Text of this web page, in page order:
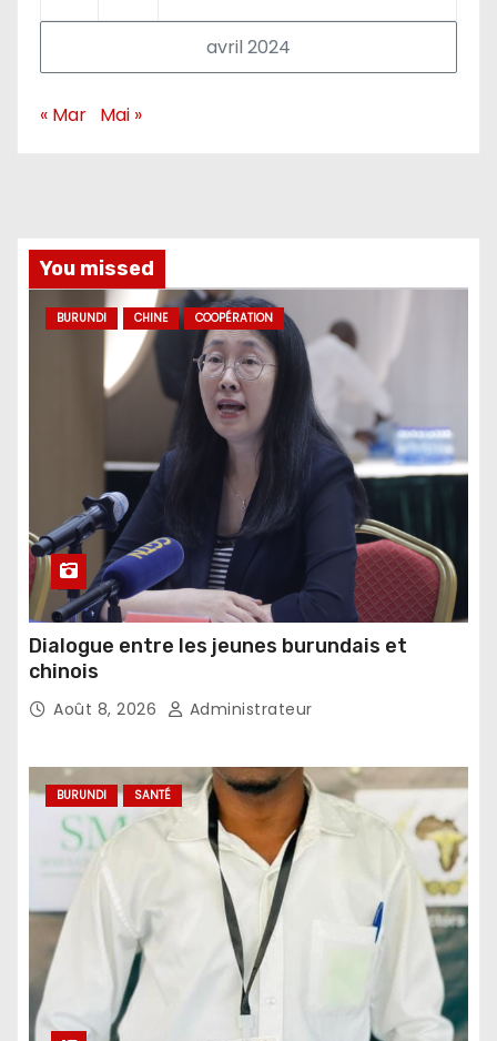
avril 2024
« Mar Mai »
You missed
BURUNDI CHINE COOPÉRATION
Dialogue entre les jeunes burundais et
chinois
Août 8, 2026 Administrateur
BURUNDI SANTÉ